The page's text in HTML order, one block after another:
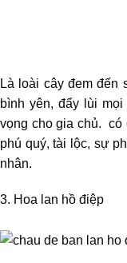
Là loài cây đem
bình yên, đẩy lùi
vọng cho gia chủ. có
phú quý, tài lộc, sự
nhân.
3. Hoa lan hồ điệp